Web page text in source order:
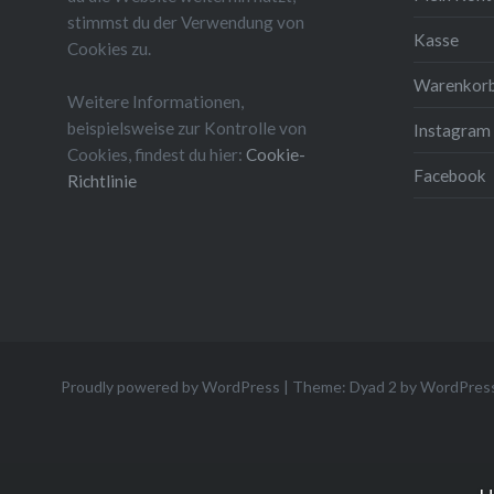
stimmst du der Verwendung von
Cookies zu.
Weitere Informationen,
beispielsweise zur Kontrolle von
Cookies, findest du hier: Cookie-
Richtlinie
Kasse
Instagram
Facebook
Proudly powered by WordPress | Theme: Dyad 2 by